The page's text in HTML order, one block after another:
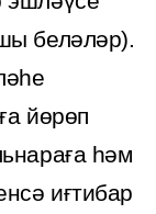
беләләр).
йөрөп
һәм
иғтибар